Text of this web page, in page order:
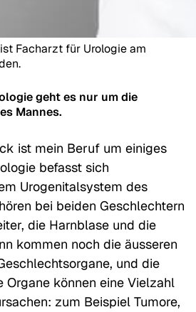
Facharzt für Urologie am
geht es nur um die
Mannes.
ist mein Beruf um einiges
befasst sich
Urogenitalsystem des
bei beiden Geschlechtern
die Harnblase und die
kommen noch die äusseren
und die
Organe können eine Vielzahl
zum Beispiel Tumore,